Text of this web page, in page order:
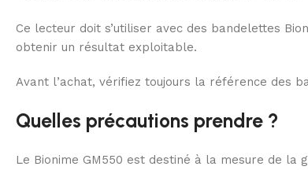
Ce lecteur doit s’utiliser avec des bandelettes
obtenir un résultat exploitable.
Avant l’achat, vérifiez toujours la référence des
Quelles précautions prendre ?
Le Bionime GM550 est destiné à la mesure de la